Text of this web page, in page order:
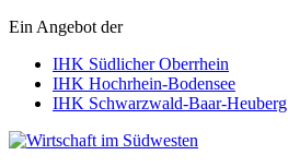
Ein Angebot der
IHK Südlicher Oberrhein
IHK Hochrhein-Bodensee
IHK Schwarzwald-Baar-Heuberg